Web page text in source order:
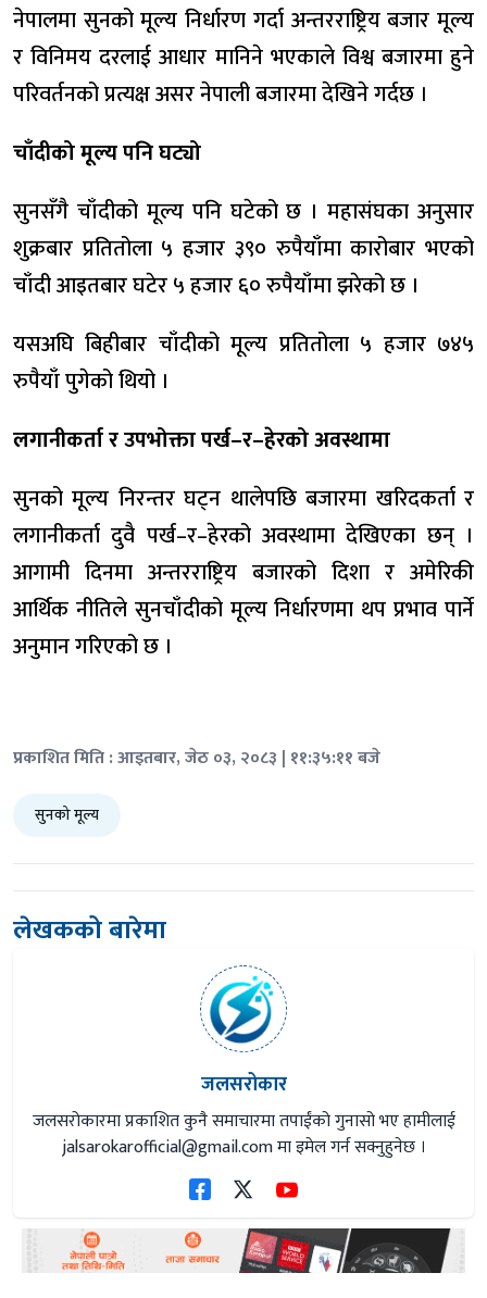
नेपालमा सुनको मूल्य निर्धारण गर्दा अन्तरराष्ट्रिय बजार मूल्य
र विनिमय दरलाई आधार मानिने भएकाले विश्व बजारमा हुने
परिवर्तनको प्रत्यक्ष असर नेपाली बजारमा देखिने गर्दछ ।
चाँदीको मूल्य पनि घट्यो
सुनसँगै चाँदीको मूल्य पनि घटेको छ । महासंघका अनुसार
शुक्रबार प्रतितोला ५ हजार ३९० रुपैयाँमा कारोबार भएको
चाँदी आइतबार घटेर ५ हजार ६० रुपैयाँमा झरेको छ ।
यसअघि बिहीबार चाँदीको मूल्य प्रतितोला ५ हजार ७४५
रुपैयाँ पुगेको थियो ।
लगानीकर्ता र उपभोक्ता पर्ख–र–हेरको अवस्थामा
सुनको मूल्य निरन्तर घट्न थालेपछि बजारमा खरिदकर्ता र
लगानीकर्ता दुवै पर्ख–र–हेरको अवस्थामा देखिएका छन् ।
आगामी दिनमा अन्तरराष्ट्रिय बजारको दिशा र अमेरिकी
आर्थिक नीतिले सुनचाँदीको मूल्य निर्धारणमा थप प्रभाव पार्ने
अनुमान गरिएको छ ।
प्रकाशित मिति : आइतबार, जेठ ०३, २०८३ | ११:३५:११ बजे
सुनको मूल्य
लेखकको बारेमा
जलसरोकार
जलसरोकारमा प्रकाशित कुनै समाचारमा तपाईंको गुनासो भए हामीलाई
jalsarokarofficial@gmail.comमा इमेल गर्न सक्नुहुनेछ ।